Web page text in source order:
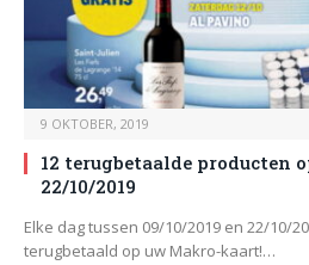
9 OKTOBER, 2019
12 terugbetaalde producten
22/10/2019
Elke dag tussen 09/10/2019 en 22/10/
terugbetaald op uw Makro-kaart!…